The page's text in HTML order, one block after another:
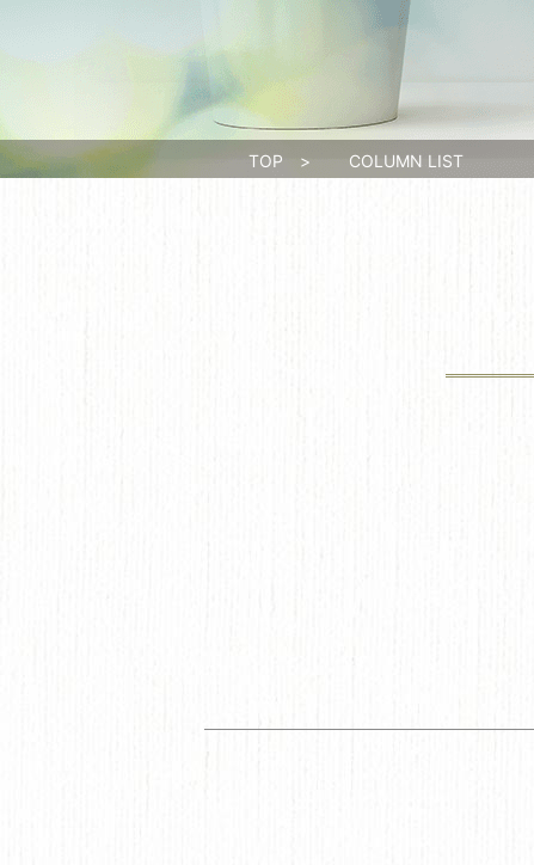
TOP > COLUMN LIST